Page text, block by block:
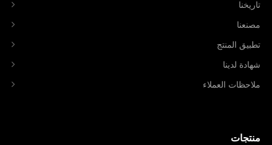
تاريخنا
مصنعنا
تطبيق المنتج
شهادة لدينا
ملاحظات العملاء
منتجات